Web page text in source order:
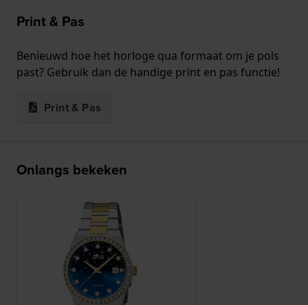
Print & Pas
Benieuwd hoe het horloge qua formaat om je pols
past? Gebruik dan de handige print en pas functie!
Print & Pas
Onlangs bekeken